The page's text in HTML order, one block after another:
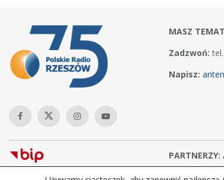
MASZ
Zadzwoń:
Napisz:
PARTNERZY: